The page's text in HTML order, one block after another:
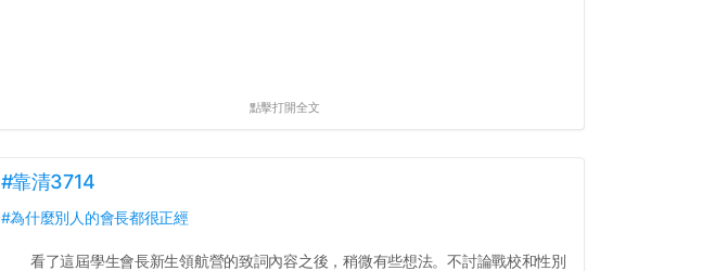
點擊打開全文
#靠清3714
#為什麼別人的會長都很正經
看了這屆學生會長新生領航營的致詞內容之後，稍微有些想法。不討論戰校和性別